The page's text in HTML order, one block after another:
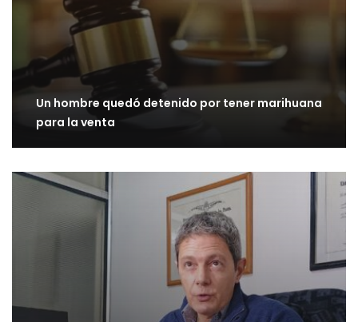
Un hombre quedó detenido por tener marihuana
para la venta